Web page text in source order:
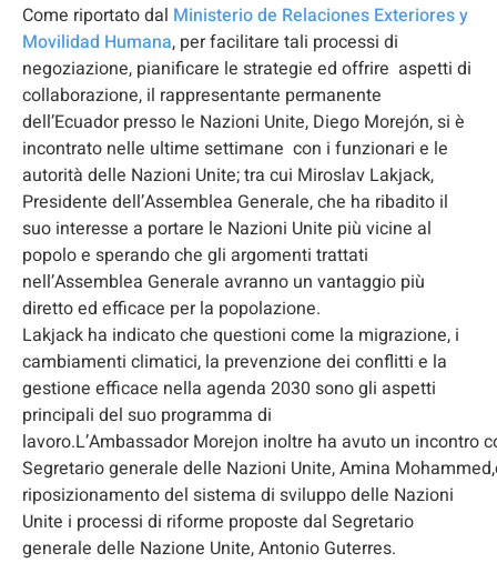
Come riportato dal Ministerio de Relaciones Exteriores y
Movilidad Humana, per facilitare tali processi di
negoziazione, pianificare le strategie ed offrire aspetti di
collaborazione, il rappresentante permanente
dell’Ecuador presso le Nazioni Unite, Diego Morejón, si è
incontrato nelle ultime settimane con i funzionari e le
autorità delle Nazioni Unite; tra cui Miroslav Lakjack,
Presidente dell’Assemblea Generale, che ha ribadito il
suo interesse a portare le Nazioni Unite più vicine al
popolo e sperando che gli argomenti trattati
nell’Assemblea Generale avranno un vantaggio più
diretto ed efficace per la popolazione.
Lakjack ha indicato che questioni come la migrazione, i
cambiamenti climatici, la prevenzione dei conflitti e la
gestione efficace nella agenda 2030 sono gli aspetti
principali del suo programma di
lavoro.L’Ambassador Morejon inoltre ha avuto un incontro
Segretario generale delle Nazioni Unite, Amina
riposizionamento del sistema di sviluppo delle Nazioni
Unite i processi di riforme proposte dal Segretario
generale delle Nazione Unite, Antonio Guterres.